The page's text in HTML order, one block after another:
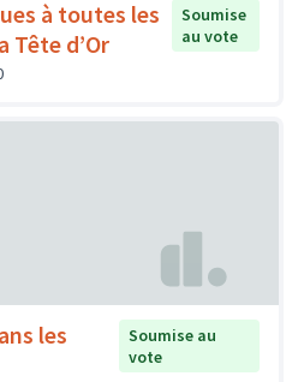
à toutes les
Tête d’Or
Soumise
au vote
les
Soumise au
vote